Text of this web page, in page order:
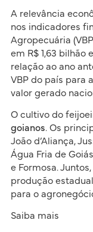
A relevância
nos indicadores
Agropecuária
em R$ 1,63 bilhão
relação ao ano
VBP do país para
valor gerado
O cultivo do
goianos. Os
João d’Aliança,
Água Fria de
e Formosa.
produção
para o
Saiba mais